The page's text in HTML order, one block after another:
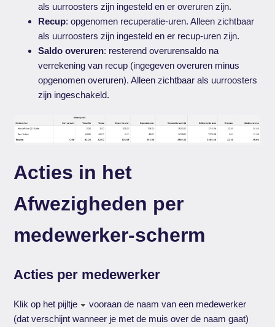
als uurroosters zijn ingesteld en er overuren zijn.
Recup: opgenomen recuperatie-uren. Alleen zichtbaar
als uurroosters zijn ingesteld en er recup-uren zijn.
Saldo overuren: resterend overurensaldo na
verrekening van recup (ingegeven overuren minus
opgenomen overuren). Alleen zichtbaar als uurroosters
zijn ingeschakeld.
Acties in het
Afwezigheden per
medewerker-scherm
Acties per medewerker
Klik op het pijltje
vooraan de naam van een medewerker
(dat verschijnt wanneer je met de muis over de naam gaat)